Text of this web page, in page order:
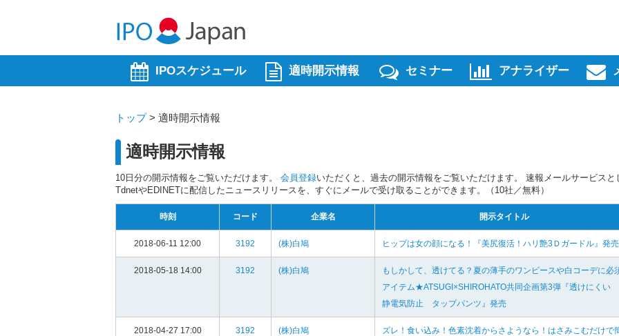
IPOスケジュール 適時開示情報 セミナー アナライザー
トップ> 適時開示情報
適時開示情報
10日分の開示情報をご覧いただけます。 会員登録いただくと、過去の開示情報をご覧いただけます。 速報メールサービスと
TdnetやEDINETに配信したニュースリリースを、すぐにメールで受け取ることができます。（10社／無料）
時刻 コード 企業名 開示タイトル
2018-06-11 12:00 3192 (株)白鳩 ヒップは女の顔になる！『美尻復活！ハリ艶3Ｄガードル』発売
2018-05-18 14:00 3192 (株)白鳩
もしかして、透けてる？夏の薄手のワンピースや白コーデに必
アイテム★ATSUGI×SHIROHATO共同企画第3弾『透けにくい
静電気防止 タップパンツ』発売
2018-04-27 17:00 3192 (株)白鳩
ズレ！食い込み！色素沈着からさようなら！はさみこむだけで